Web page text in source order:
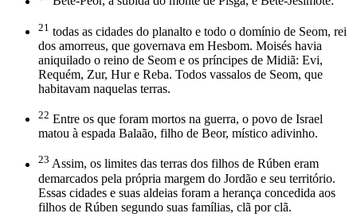
21 todas as cidades do planalto e todo o domínio de Seom, rei
dos amorreus, que governava em Hesbom. Moisés havia
aniquilado o reino de Seom e os príncipes de Midiã: Evi,
Requém, Zur, Hur e Reba. Todos vassalos de Seom, que
habitavam naquelas terras.
22 Entre os que foram mortos na guerra, o povo de Israel
matou à espada Balaão, filho de Beor, místico adivinho.
23 Assim, os limites das terras dos filhos de Rúben eram
demarcados pela própria margem do Jordão e seu território.
Essas cidades e suas aldeias foram a herança concedida aos
filhos de Rúben segundo suas famílias, clã por clã.